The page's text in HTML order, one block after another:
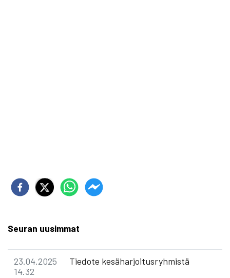
Seuran uusimmat
23.04.2025
14.32
Tiedote kesäharjoitusryhmistä